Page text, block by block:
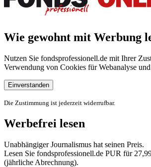
Wie gewohnt mit Werbung
Nutzen Sie fondsprofessionell.de mit Ihrer
Verwendung von Cookies für Webanalyse
Einverstanden
Die Zustimmung ist jederzeit widerrufbar.
Werbefrei lesen
Unabhängiger Journalismus hat seinen Preis.
Lesen Sie fondsprofessionell.de PUR für
(jährliche Abrechnung).